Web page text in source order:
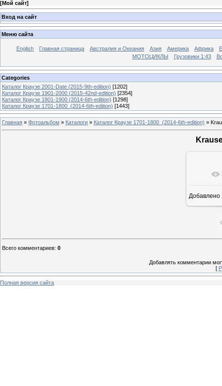
[Мой сайт]
Вход на сайт
Меню сайта
English Главная страница Австралия и Океания Азия Америка Африка
МОТОЦИКЛЫ
Грузовики 1:43
Categories
Каталог Краузе 2001-Date (2015-9th-edition) [1202]
Каталог Краузе 1901-2000 (2015-42nd-edition) [2354]
Каталог Краузе 1801-1900 (2014-6th-edition) [1298]
Каталог Краузе 1701-1800_(2014-6th-edition) [1443]
Главная » Фотоальбом » Каталоги » Каталог Краузе 1701-1800_(2014-6th-edition) »
Добавлено
Всего комментариев: 0
Добавлять комментарии
[
Полная версия сайта